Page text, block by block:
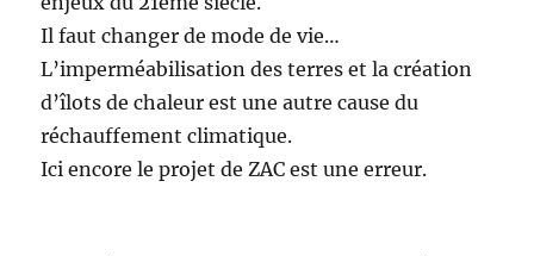
Il faut changer de mode de vie…
L’imperméabilisation des terres et la création
d’îlots de chaleur est une autre cause du
réchauffement climatique.
Ici encore le projet de ZAC est une erreur.